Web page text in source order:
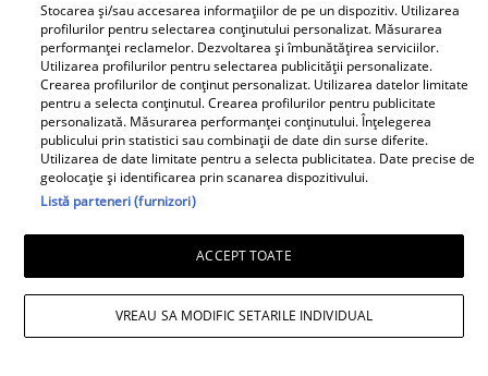
Cabral rupe tăcerea după
divorțul de Andreea Ibacka. „Nu
mi-a convenit să spun asta cu
voce tare. M-a afectat”
Stocarea și/sau accesarea informațiilor de pe un dispozitiv. Utilizarea
profilurilor pentru selectarea conținutului personalizat. Măsurarea
performanței reclamelor. Dezvoltarea și îmbunătățirea serviciilor.
Utilizarea profilurilor pentru selectarea publicității personalizate.
Crearea profilurilor de conținut personalizat. Utilizarea datelor limitate
pentru a selecta conținutul. Crearea profilurilor pentru publicitate
personalizată. Măsurarea performanței conținutului. Înțelegerea
publicului prin statistici sau combinații de date din surse diferite.
Utilizarea de date limitate pentru a selecta publicitatea. Date precise de
geolocație și identificarea prin scanarea dispozitivului.
Listă parteneri (furnizori)
ACCEPT TOATE
VREAU SA MODIFIC SETARILE INDIVIDUAL